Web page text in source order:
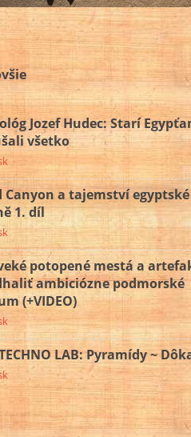
Jozef Hudec: Starí
všetko
Canyon a tajemství egyptské
1. díl
potopené mestá a
ambiciózne podmorské
(+VIDEO)
LAB: Pyramídy ~